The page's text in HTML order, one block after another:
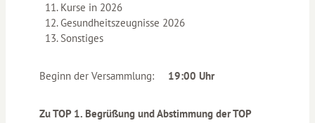
Kurse in 2026
Gesundheitszeugnisse 2026
Sonstiges
Beginn der Versammlung: 19:00 Uhr
Zu TOP 1. Begrüßung und Abstimmung der TOP